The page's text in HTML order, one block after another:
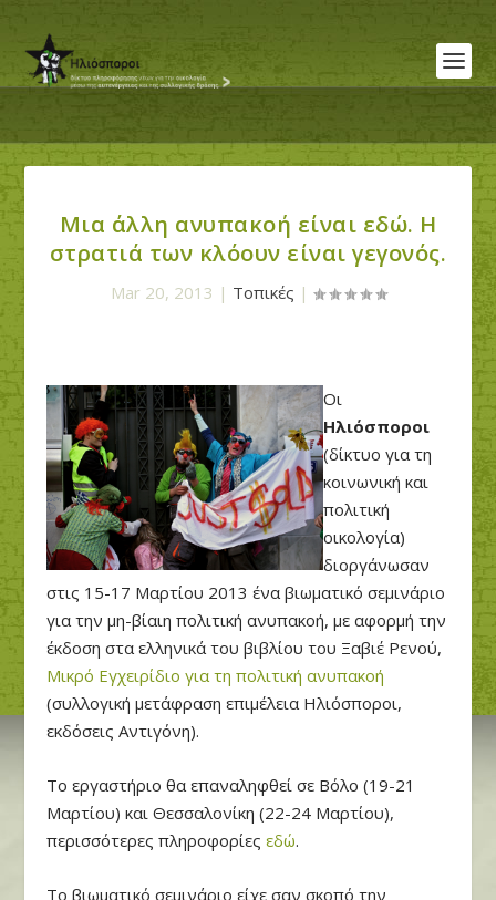
Μια άλλη ανυπακοή είναι εδώ. Η
στρατιά των κλόουν είναι γεγονός.
Mar 20, 2013 | Τοπικές |
Οι
Ηλιόσποροι
(δίκτυο για τη
κοινωνική και
πολιτική
οικολογία)
διοργάνωσαν
στις 15-17 Μαρτίου 2013 ένα βιωματικό σεμινάριο
για την μη-βίαιη πολιτική ανυπακοή, με αφορμή την
έκδοση στα ελληνικά του βιβλίου του Ξαβιέ Ρενού,
Μικρό Εγχειρίδιο για τη πολιτική ανυπακοή
(συλλογική μετάφραση επιμέλεια Ηλιόσποροι,
εκδόσεις Αντιγόνη).
Το εργαστήριο θα επαναληφθεί σε Βόλο (19-21
Μαρτίου) και Θεσσαλονίκη (22-24 Μαρτίου),
περισσότερες πληροφορίεςεδώ.
Το βιωματικό σεμινάριο είχε σαν σκοπό την